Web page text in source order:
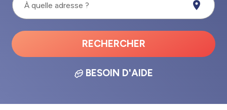
À quelle adresse ?
RECHERCHER
BESOIN D'AIDE